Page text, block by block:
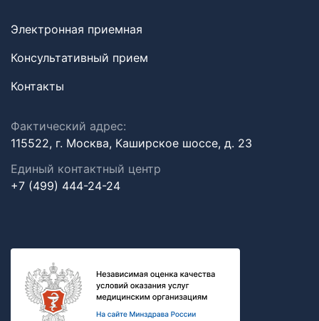
Электронная приемная
Консультативный прием
Контакты
Фактический адрес:
115522, г. Москва, Каширское шоссе, д. 23
Единый контактный центр
+7 (499) 444-24-24